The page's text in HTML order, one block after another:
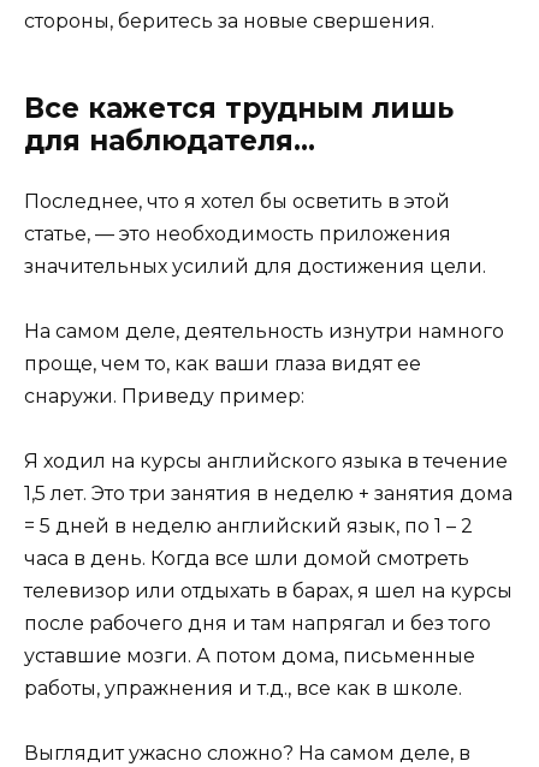
стороны, беритесь за новые свершения.
Все кажется трудным лишь
для наблюдателя…
Последнее, что я хотел бы осветить в этой
статье, — это необходимость приложения
значительных усилий для достижения цели.
На самом деле, деятельность изнутри намного
проще, чем то, как ваши глаза видят ее
снаружи. Приведу пример:
Я ходил на курсы английского языка в течение
1,5 лет. Это три занятия в неделю + занятия дома
= 5 дней в неделю английский язык, по 1 – 2
часа в день. Когда все шли домой смотреть
телевизор или отдыхать в барах, я шел на курсы
после рабочего дня и там напрягал и без того
уставшие мозги. А потом дома, письменные
работы, упражнения и т.д., все как в школе.
Выглядит ужасно сложно? На самом деле, в